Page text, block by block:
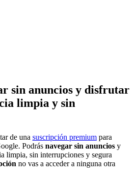
sin anuncios y disfrutar
limpia y sin
de una suscripción premium para
Podrás navegar sin anuncios y
limpia, sin interrupciones y segura
no vas a acceder a ninguna otra